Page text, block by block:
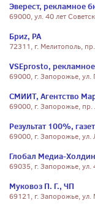
Эверест, рекламное
69000, ул. 40 лет
Бриz, РА
72311, г. Мелитополь,
VSEprosto,
69000, г. Запорожье, ул.
СМИИТ, Агентство
69000, г. Запорожье,
Результат 100%,
69000, г. Запорожье,
Глобал Медиа-
69035, г. Запорожье, ул.
Муковоз П. Г., ЧП
69121, г. Запорожье,